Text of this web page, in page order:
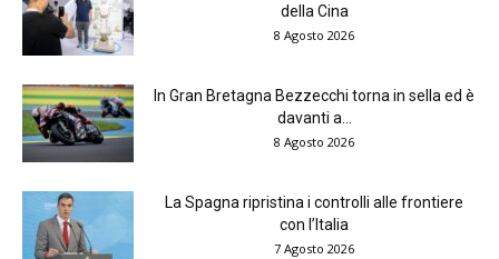
della Cina
8 Agosto 2026
In Gran Bretagna Bezzecchi torna in sella ed è
davanti a...
8 Agosto 2026
La Spagna ripristina i controlli alle frontiere
con l’Italia
7 Agosto 2026